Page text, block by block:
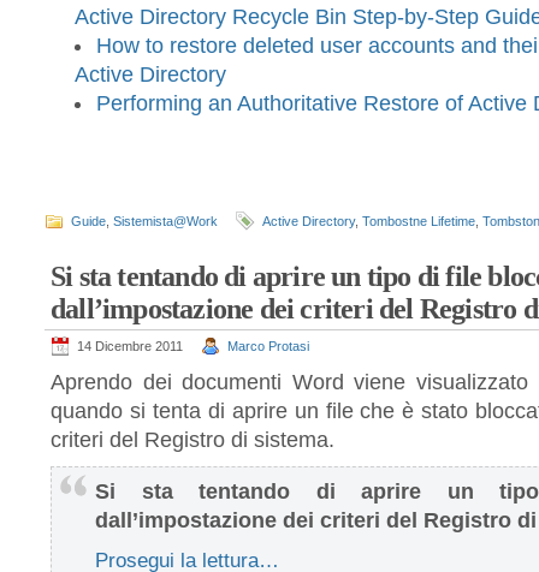
Active Directory Recycle Bin Step-by-Step
How to restore deleted user accounts and
Active Directory
Performing an Authoritative Restore of Active
Guide Sistemista@Work Active Directory, Tombostne Lifetime
Si sta tentando di aprire un tipo di file
dall’impostazione dei criteri del Registro
14 Dicembre 2011 Marco Protasi
Aprendo dei documenti Word viene
quando si tenta di aprire un file che è stato
criteri del Registro di sistema.
Si sta tentando di aprire un
dall’impostazione dei criteri del Registro
Prosegui la lettura…